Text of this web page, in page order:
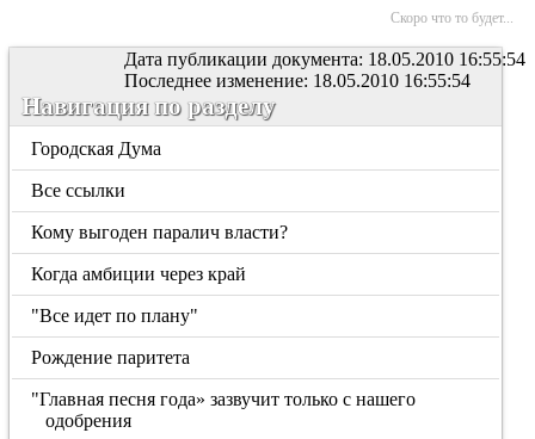
Скоро что то будет...
Дата публикации документа: 18.05.2010 16:55:54
Последнее изменение: 18.05.2010 16:55:54
Навигация по разделу
Городская Дума
Все ссылки
Кому выгоден паралич власти?
Когда амбиции через край
"Все идет по плану"
Рождение паритета
"Главная песня года» зазвучит только с нашего
одобрения